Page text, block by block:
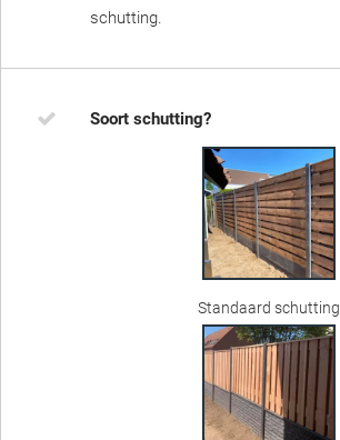
schutting.
Soort schutting?
Standaard schutting